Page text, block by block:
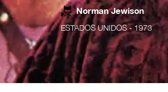
Norman Jewison
ESTADOS UNIDOS- 1973